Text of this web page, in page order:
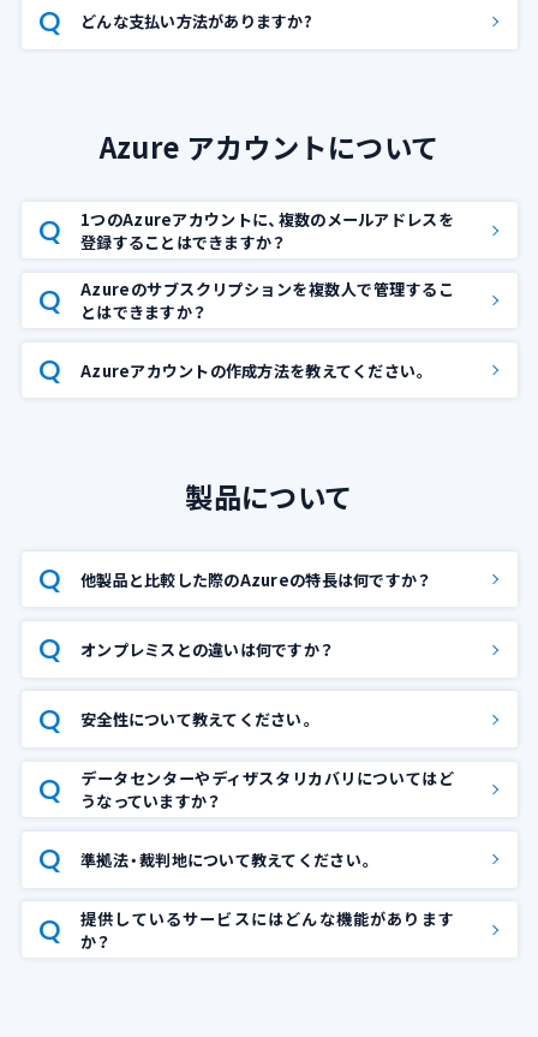
どんな支払い方法がありますか?
Azure アカウントについて
1つのAzureアカウントに、複数のメールアドレスを
登録することはできますか？
Azureのサブスクリプションを複数人で管理するこ
とはできますか？
Azureアカウントの作成方法を教えてください。
製品について
他製品と比較した際のAzureの特長は何ですか？
オンプレミスとの違いは何ですか？
安全性について教えてください。
データセンターやディザスタリカバリについてはど
うなっていますか？
準拠法・裁判地について教えてください。
提供しているサービスにはどんな機能があります
か？